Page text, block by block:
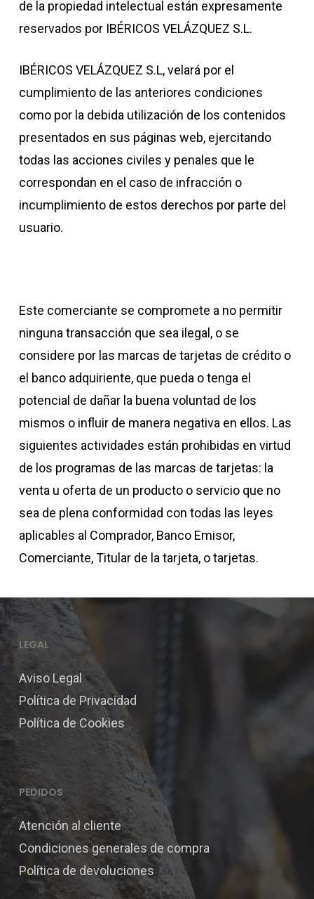
de la propiedad intelectual están expresamente
reservados por IBÉRICOS VELÁZQUEZ S.L.
IBÉRICOS VELÁZQUEZ S.L, velará por el
cumplimiento de las anteriores condiciones
como por la debida utilización de los contenidos
presentados en sus páginas web, ejercitando
todas las acciones civiles y penales que le
correspondan en el caso de infracción o
incumplimiento de estos derechos por parte del
usuario.
Este comerciante se compromete a no permitir
ninguna transacción que sea ilegal, o se
considere por las marcas de tarjetas de crédito o
el banco adquiriente, que pueda o tenga el
potencial de dañar la buena voluntad de los
mismos o influir de manera negativa en ellos. Las
siguientes actividades están prohibidas en virtud
de los programas de las marcas de tarjetas: la
venta u oferta de un producto o servicio que no
sea de plena conformidad con todas las leyes
aplicables al Comprador, Banco Emisor,
Comerciante, Titular de la tarjeta, o tarjetas.
LEGAL
Aviso Legal
Política de Privacidad
Política de Cookies
PEDIDOS
Atención al cliente
Condiciones generales de compra
Política de devoluciones